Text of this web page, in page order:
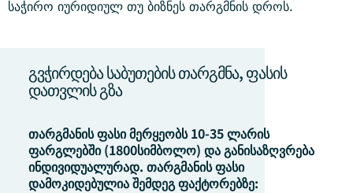
საჭირო იურიდიულ თუ ბიზნეს თარგმნის დროს.
გვჭირდება საბუთების თარგმნა, ფასის
დათვლის გზა
თარგმანის ფასი მერყეობს 10-35 ლარის
ფარგლებში (1800სიმბოლო) და განისაზღვრება
ინდივიდუალურად. თარგმანის ფასი
დამოკიდებულია შემდეგ ფაქტორებზე: